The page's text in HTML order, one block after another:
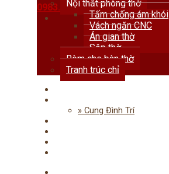
0983.678.111Nội thất phòng thờ
Tấm chống ám khói
Vách ngăn CNC
Án gian thờ
Sập thờ
Rèm che bàn thờ
Tranh trúc chỉ
» Cung Đình Trí